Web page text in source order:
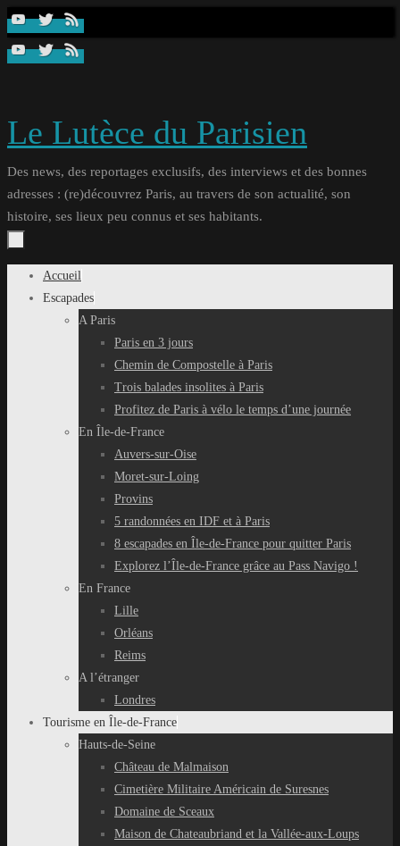
Passer
contenu
Le Lutèce du Parisien
Des news, des reportages exclusifs, des interviews et des bonnes
adresses : (re)découvrez Paris, au travers de son actualité, son
histoire, ses lieux peu connus et ses habitants.
Passer
Accueil
Escapades
A Paris
Paris en 3 jours
Chemin de Compostelle à Paris
Trois balades insolites à Paris
Profitez de Paris à vélo le temps d’une journée
En Île-de-France
Auvers-sur-Oise
Moret-sur-Loing
Provins
5 randonnées en IDF et à Paris
8 escapades en Île-de-France pour quitter Paris
Explorez l’Île-de-France grâce au Pass Navigo !
En France
Lille
Orléans
Reims
A l’étranger
Londres
Tourisme en Île-de-France
Hauts-de-Seine
Château de Malmaison
Cimetière Militaire Américain de Suresnes
Domaine de Sceaux
Maison de Chateaubriand et la Vallée-aux-Loups